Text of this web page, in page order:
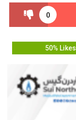
0
50% Likes